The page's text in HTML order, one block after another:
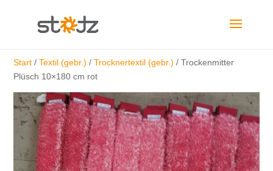
Start /Textil (gebr.) /Trocknertextil (gebr.) / Trockenmitter
Plüsch 10×180 cm rot